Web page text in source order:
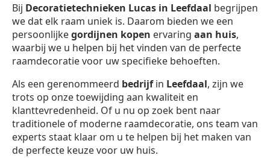
Bij Decoratietechnieken Lucas in Leefdaal begrijpen
we dat elk raam uniek is. Daarom bieden we een
persoonlijkegordijnen kopen ervaring aan huis,
waarbij we u helpen bij het vinden van de perfecte
raamdecoratie voor uw specifieke behoeften.
Als een gerenommeerd bedrijfin Leefdaal, zijn we
trots op onze toewijding aan kwaliteit en
klanttevredenheid. Of u nu op zoek bent naar
traditionele of moderne raamdecoratie, ons team van
experts staat klaar om u te helpen bij het maken van
de perfecte keuze voor uw huis.